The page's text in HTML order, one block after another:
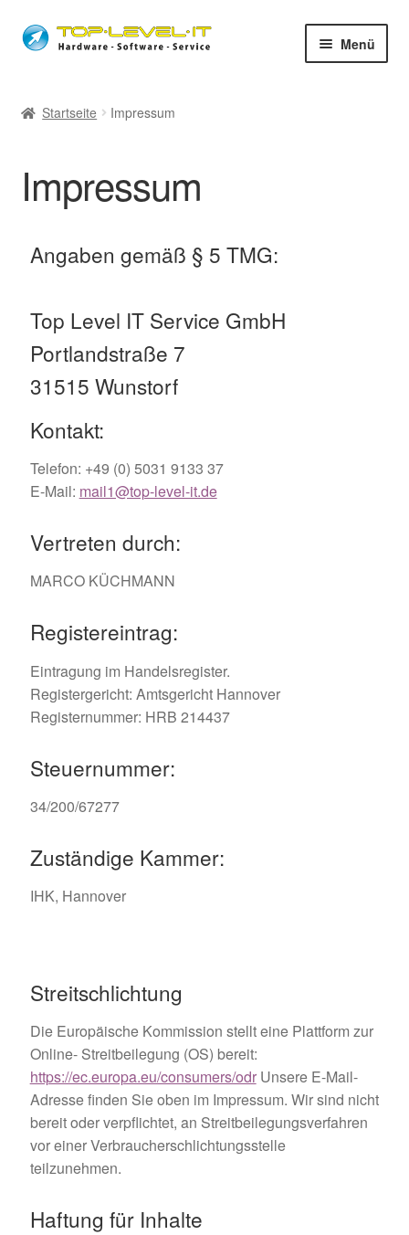
Menü
News
Impressum
Startseite Impressum
Impressum
Angaben gemäß § 5 TMG:
Top Level IT Service GmbH
Portlandstraße 7
31515 Wunstorf
Kontakt:
Telefon: +49 (0) 5031 9133 37
E-Mail: mail1@top-level-it.de
Vertreten durch:
MARCO KÜCHMANN
Registereintrag:
Eintragung im Handelsregister.
Registergericht: Amtsgericht Hannover
Registernummer: HRB 214437
Steuernummer:
34/200/67277
Zuständige Kammer:
IHK, Hannover
Streitschlichtung
Die Europäische Kommission stellt eine Plattform zur
Online- Streitbeilegung (OS) bereit:
https://ec.europa.eu/consumers/odrUnsere E-Mail-
Adresse finden Sie oben im Impressum. Wir sind nicht
bereit oder verpflichtet, an Streitbeilegungsverfahren
vor einer Verbraucherschlichtungsstelle
teilzunehmen.
Haftung für Inhalte